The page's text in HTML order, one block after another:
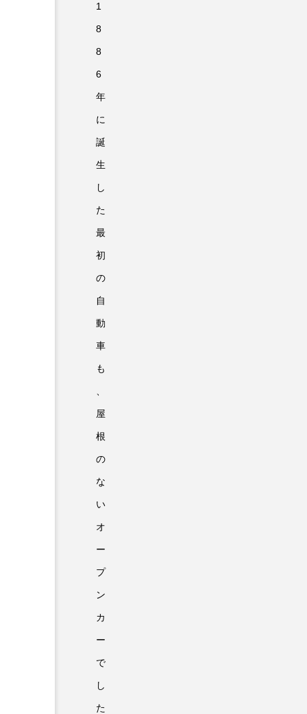
1
8
8
6
年
に
誕
生
し
た
最
初
の
自
動
車
も
屋
根
の
な
い
オ
ー
プ
ン
カ
ー
で
し
た